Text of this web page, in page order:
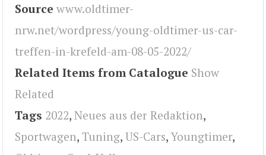
Source www.oldtimer-
nrw.net/wordpress/young-oldtimer-us-car-
treffen-in-krefeld-am-08-05-2022/
Related Items from Catalogue Show
Related
Tags 2022, Neues aus der Redaktion,
Sportwagen, Tuning, US-Cars,Youngtimer,